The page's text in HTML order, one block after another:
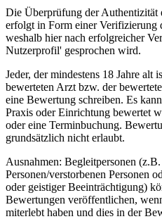
Die Überprüfung der Authentizität
erfolgt in Form einer Verifizierung
weshalb hier nach erfolgreicher
Nutzerprofil' gesprochen wird.
Jeder, der mindestens 18 Jahre
bewerteten Arzt bzw. der
eine Bewertung schreiben. Es
Praxis oder Einrichtung bewertet
oder eine Terminbuchung.
grundsätzlich nicht erlaubt.
Ausnahmen: Begleitpersonen
Personen/verstorbenen Personen
oder geistiger Beeinträchtigung)
Bewertungen veröffentlichen,
miterlebt haben und dies in der